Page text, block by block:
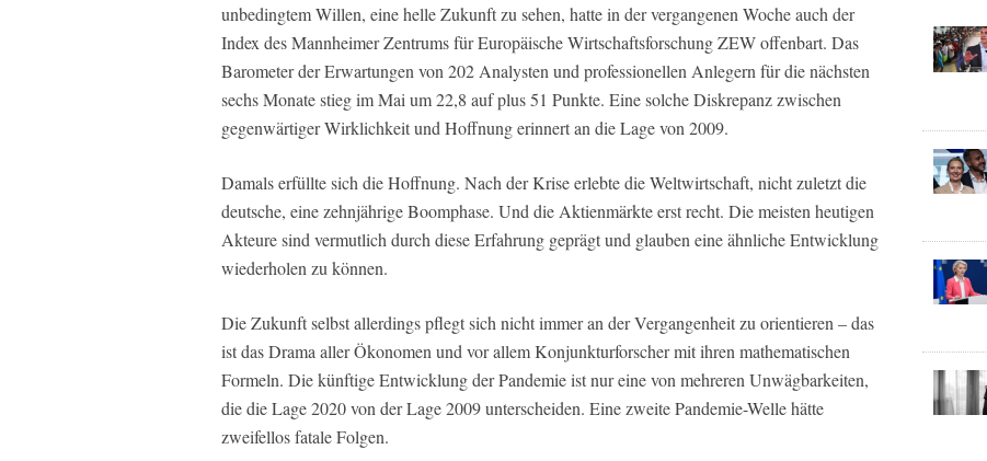
unbedingtem Willen, eine helle Zukunft zu sehen, hatte in der vergangenen Woche auch der
Index des Mannheimer Zentrums für Europäische Wirtschaftsforschung ZEW offenbart. Das
Barometer der Erwartungen von 202 Analysten und professionellen Anlegern für die nächsten
sechs Monate stieg im Mai um 22,8 auf plus 51 Punkte. Eine solche Diskrepanz zwischen
gegenwärtiger Wirklichkeit und Hoffnung erinnert an die Lage von 2009.
Damals erfüllte sich die Hoffnung. Nach der Krise erlebte die Weltwirtschaft, nicht zuletzt die
deutsche, eine zehnjährige Boomphase. Und die Aktienmärkte erst recht. Die meisten heutigen
Akteure sind vermutlich durch diese Erfahrung geprägt und glauben eine ähnliche Entwicklung
wiederholen zu können.
Die Zukunft selbst allerdings pflegt sich nicht immer an der Vergangenheit zu orientieren – das
ist das Drama aller Ökonomen und vor allem Konjunkturforscher mit ihren mathematischen
Formeln. Die künftige Entwicklung der Pandemie ist nur eine von mehreren Unwägbarkeiten,
die die Lage 2020 von der Lage 2009 unterscheiden. Eine zweite Pandemie-Welle hätte
zweifellos fatale Folgen.